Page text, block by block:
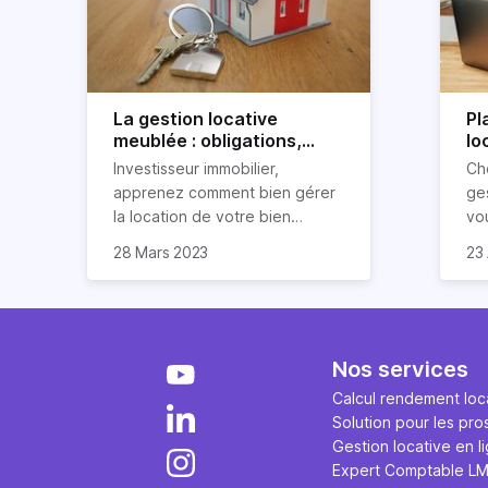
La gestion locative
meublée : obligations,
avantages et
inconvénients
Investisseur immobilier,
apprenez comment bien gérer
la location de votre bien
quelles sont vos obligations en
avantages et inconvénients
28 Mars 2023 23
Nos services
Calcul rendement
Solution pour les
Gestion locative en
Expert Comptable